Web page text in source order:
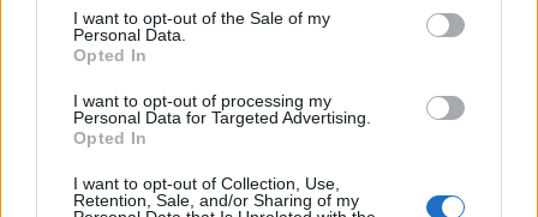
I want to opt-out of the Sale of my
Personal Data.
Opted In
I want to opt-out of processing my
Personal Data for Targeted Advertising.
Opted In
I want to opt-out of Collection, Use,
Retention, Sale, and/or Sharing of my
ESG Report 2025: Πώς η ΑΒ Βασιλόπουλος μετατρέπει τη
βιωσιμότητα σε καθημερινή πράξη
Stoiximan: «Πού ήσουν;» στις μεγάλες στιγμές του Ολυμπιακού